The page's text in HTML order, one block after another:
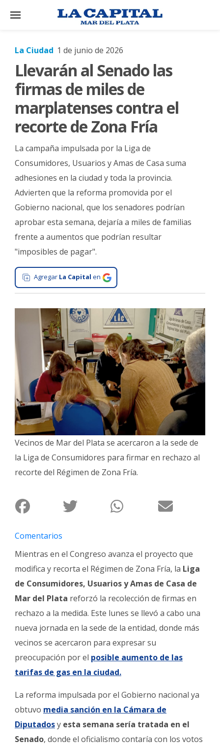
×
El
País
Mundo
La
Cultura
Tecnología
Gastronomía
Interés
Ciudad
Deportes
Arte
Espectáculos
Policiales
Cartelera
Fotos
de
Familia
Clasificados
Fúnebres
La Ciudad 1 de junio de 2026
Llevarán al Senado las
firmas de miles de
marplatenses contra el
recorte de Zona Fría
La campaña impulsada por la Liga de
Consumidores, Usuarios y Amas de Casa suma
adhesiones en la ciudad y toda la provincia.
Advierten que la reforma promovida por el
Gobierno nacional, que los senadores podrían
aprobar esta semana, dejaría a miles de familias
frente a aumentos que podrían resultar
"imposibles de pagar".
Agregar La Capital en
Vecinos de Mar del Plata se acercaron a la sede de
la Liga de Consumidores para firmar en rechazo al
recorte del Régimen de Zona Fría.
Comentarios
Mientras en el Congreso avanza el proyecto que
modifica y recorta el Régimen de Zona Fría, la Liga
de Consumidores, Usuarios y Amas de Casa de
Mar del Plata reforzó la recolección de firmas en
rechazo a la medida. Este lunes se llevó a cabo una
nueva jornada en la sede de la entidad, donde más
vecinos se acercaron para expresar su
preocupación por el posible aumento de las
tarifas de gas en la ciudad.
La reforma impulsada por el Gobierno nacional ya
obtuvo media sanción en la Cámara de
Diputadosy esta semana sería tratada en el
Senado, donde el oficialismo contaría con los votos